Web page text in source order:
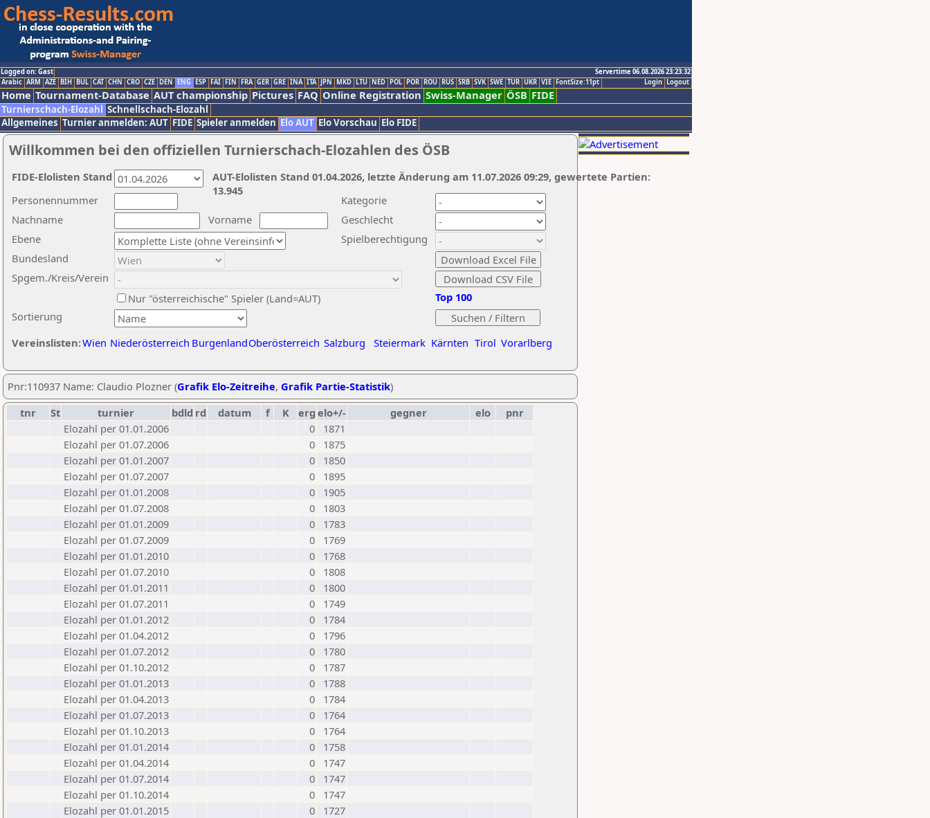
Logged on: Gast
Servertime 06.08.2026 23:23:32
Logout
Login
Arabic ARM AZE BIH BUL CAT CHN CRO CZE DEN ENG ESP FAI FIN FRA GER GRE INA ITA JPN MKD LTU NED POL POR ROU RUS SRB SVK SWE TUR UKR VIE FontSize:11pt
Home Tournament-Database AUT championship Pictures FAQ Online Registration Swiss-Manager ÖSB FIDE
Turnierschach-Elozahl Schnellschach-Elozahl
Allgemeines Turnier anmelden: AUT FIDE Spieler anmelden Elo AUT Elo Vorschau Elo FIDE
Willkommen bei den offiziellen Turnierschach-Elozahlen des ÖSB
Nachname
Vorname
Ebene
Kategorie
Sortierung
Personennummer
Bundesland
Spgem./Kreis/Verein
Geschlecht
Nur "österreichische" Spieler (Land=AUT)
Spielberechtigung
Vereinslisten:Wien Niederösterreich BurgenlandOberösterreich Salzburg Steiermark Kärnten Tirol Vorarlberg
Top 100
AUT-Elolisten Stand 01.04.2026, letzte Änderung am 11.07.2026 09:29, gewertete Partien:
13.945
FIDE-Elolisten Stand
Pnr:110937 Name: Claudio Plozner (Grafik Elo-Zeitreihe, Grafik Partie-Statistik)
tnr
St turnier bdld rd datum f K erg elo+/- gegner elo
pnr
Elozahl per 01.01.2006
0
1871
Elozahl per 01.07.2006
0
1875
Elozahl per 01.01.2007
0
1850
Elozahl per 01.07.2007
0
1895
Elozahl per 01.01.2008
0
1905
Elozahl per 01.07.2008
0
1803
Elozahl per 01.01.2009
0
1783
Elozahl per 01.07.2009
0
1769
Elozahl per 01.01.2010
0
1768
Elozahl per 01.07.2010
0
1808
Elozahl per 01.01.2011
0
1800
Elozahl per 01.07.2011
0
1749
Elozahl per 01.01.2012
0
1784
Elozahl per 01.04.2012
0
1796
Elozahl per 01.07.2012
0
1780
Elozahl per 01.10.2012
0
1787
Elozahl per 01.01.2013
0
1788
Elozahl per 01.04.2013
0
1784
Elozahl per 01.07.2013
0
1764
Elozahl per 01.10.2013
0
1764
Elozahl per 01.01.2014
0
1758
Elozahl per 01.04.2014
0
1747
Elozahl per 01.07.2014
0
1747
Elozahl per 01.10.2014
0
1747
Elozahl per 01.01.2015
0
1727